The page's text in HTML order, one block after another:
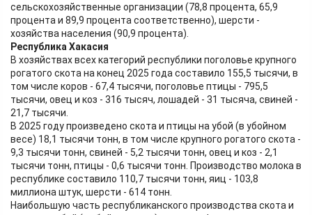
сельскохозяйственные организации (78,8 процента, 65,9
процента и 89,9 процента соответственно), шерсти -
хозяйства населения (90,9 процента).
Республика Хакасия
В хозяйствах всех категорий республики поголовье крупного
рогатого скота на конец 2025 года составило 155,5 тысячи, в
том числе коров - 67,4 тысячи, поголовье птицы - 795,5
тысячи, овец и коз - 316 тысяч, лошадей - 31 тысяча, свиней -
21,7 тысячи.
В 2025 году произведено скота и птицы на убой (в убойном
весе) 18,1 тысячи тонн, в том числе крупного рогатого скота -
9,3 тысячи тонн, свиней - 5,2 тысячи тонн, овец и коз - 2,1
тысячи тонн, птицы - 0,6 тысячи тонн. Производство молока в
республике составило 110,7 тысячи тонн, яиц - 103,8
миллиона штук, шерсти - 614 тонн.
Наибольшую часть республиканского производства скота и